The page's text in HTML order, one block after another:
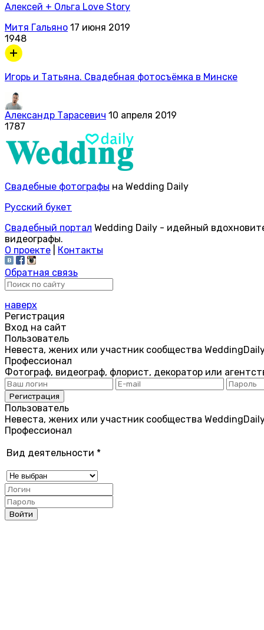
Алексей + Ольга Love Story
Митя Гальяно 17 июня 2019
1948
Игорь и Татьяна. Свадебная фотосъёмка в Минске
Александр Тарасевич 10 апреля 2019
1787
Свадебные фотографы на Wedding Daily
Русский букет
Свадебный портал Wedding Daily - идейный
видеографы.
О проекте
Контакты
Обратная связь
наверх
Регистрация
Вход на сайт
Пользователь
Невеста, жених или участник сообщества
Профессионал
Фотограф, видеограф, флорист, декоратор или
Пользователь
Невеста, жених или участник сообщества
Профессионал
Вид деятельности *